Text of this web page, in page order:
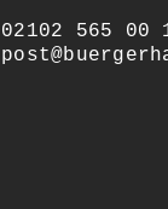
02102 565 00